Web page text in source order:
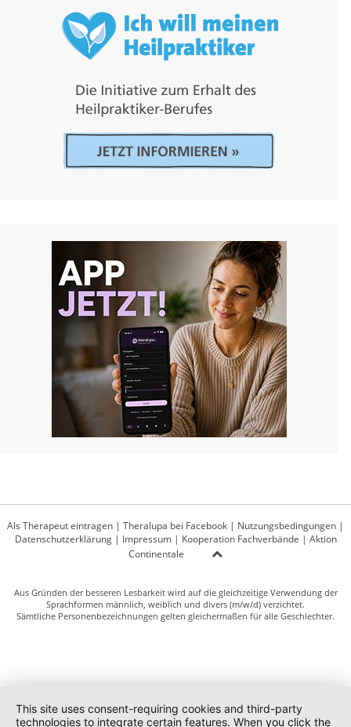
Als Therapeut eintragen | Theralupa bei Facebook | Nutzungsbedingungen |
Datenschutzerklärung| Impressum| Kooperation Fachverbände | Aktion
Continentale
Aus Gründen der besseren Lesbarkeit wird auf die gleichzeitige Verwendung der
Sprachformen männlich, weiblich und divers (m/w/d) verzichtet.
Sämtliche Personenbezeichnungen gelten gleichermaßen für alle Geschlechter.
This site uses consent-requiring cookies and third-party
technologies to integrate certain features. When you click the